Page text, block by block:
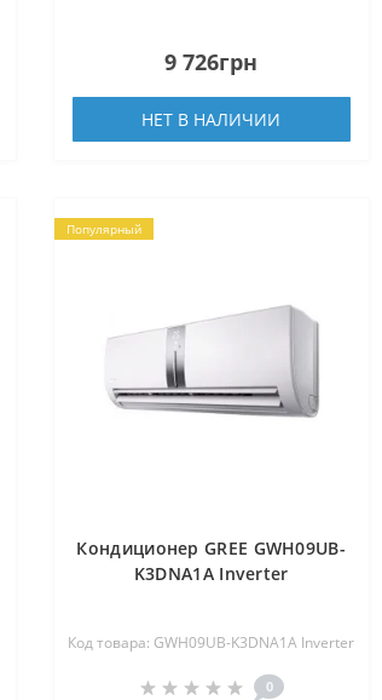
9 726грн
НЕТ В НАЛИЧИИ
Популярный
Кондиционер GREE GWH09UB-
K3DNA1A Inverter
Код товара: GWH09UB-K3DNA1A Inverter
0